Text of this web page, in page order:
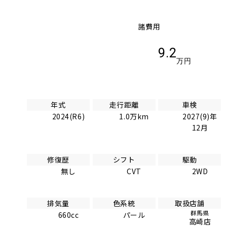
諸費用
9.2
万円
年式
2024(R6)
走行距離
1.0万km
車検
2027(9)年
12月
修復歴
無し
シフト
CVT
駆動
2WD
排気量
660cc
色系統
パール
取扱店舗
群馬県
高崎店